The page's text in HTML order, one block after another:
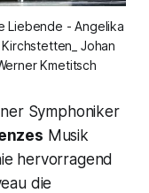
Liebende - Angelika
Johan
Kmetitsch
Symphoniker
Musik
hervorragend
die